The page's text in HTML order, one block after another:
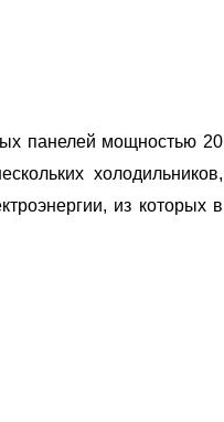
панелей мощностью 20
холодильников,
из которых в